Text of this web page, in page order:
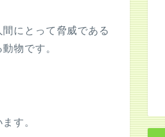
にとって脅威である
物です。
す。